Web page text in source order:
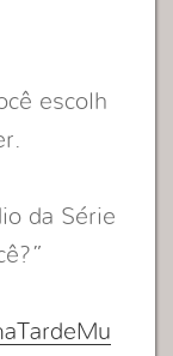
escolh
da Série